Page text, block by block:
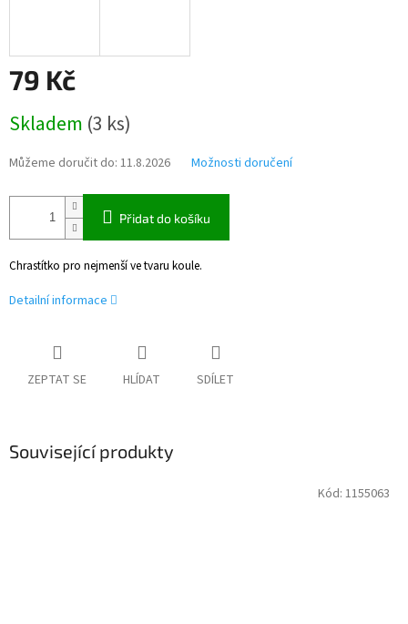
79 Kč
cena:
Skladem (3 ks)
Můžeme doručit do: 11.8.2026 Možnosti doručení
Přidat do košíku
Chrastítko pro nejmenší ve tvaru koule.
Detailní informace
ZEPTAT SE HLÍDAT SDÍLET
Související produkty
Kód: 1155063